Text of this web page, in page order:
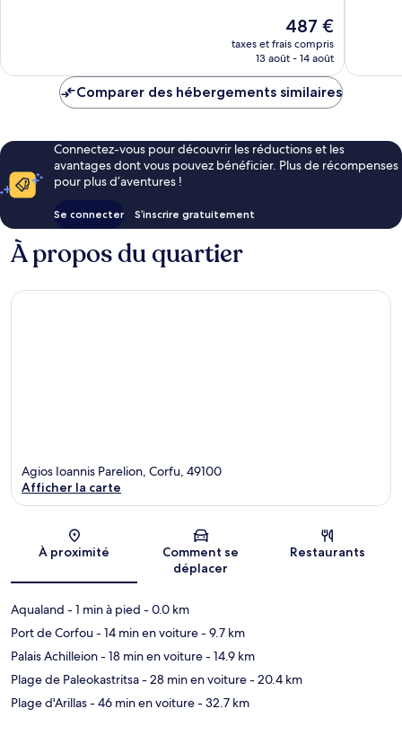
Le
nouveau
prix
de
487 €
taxes et frais compris
13 août - 14 août
Comparer des hébergements similaires
Connectez-vous pour découvrir les réductions et les
avantages dont vous pouvez bénéficier. Plus de récompenses
pour plus d’aventures !
Se connecter S’inscrire gratuitement
À propos du quartier
Carte
Agios Ioannis Parelion, Corfu, 49100
Afficher la carte
À proximité
Comment se
déplacer
Restaurants
Aqualand - 1 min à pied - 0.0 km
Port de Corfou- 14 min en voiture- 9.7 km
Palais Achilleion- 18 min en voiture- 14.9 km
Plage de Paleokastritsa- 28 min en voiture- 20.4 km
Plage d'Arillas- 46 min en voiture- 32.7 km